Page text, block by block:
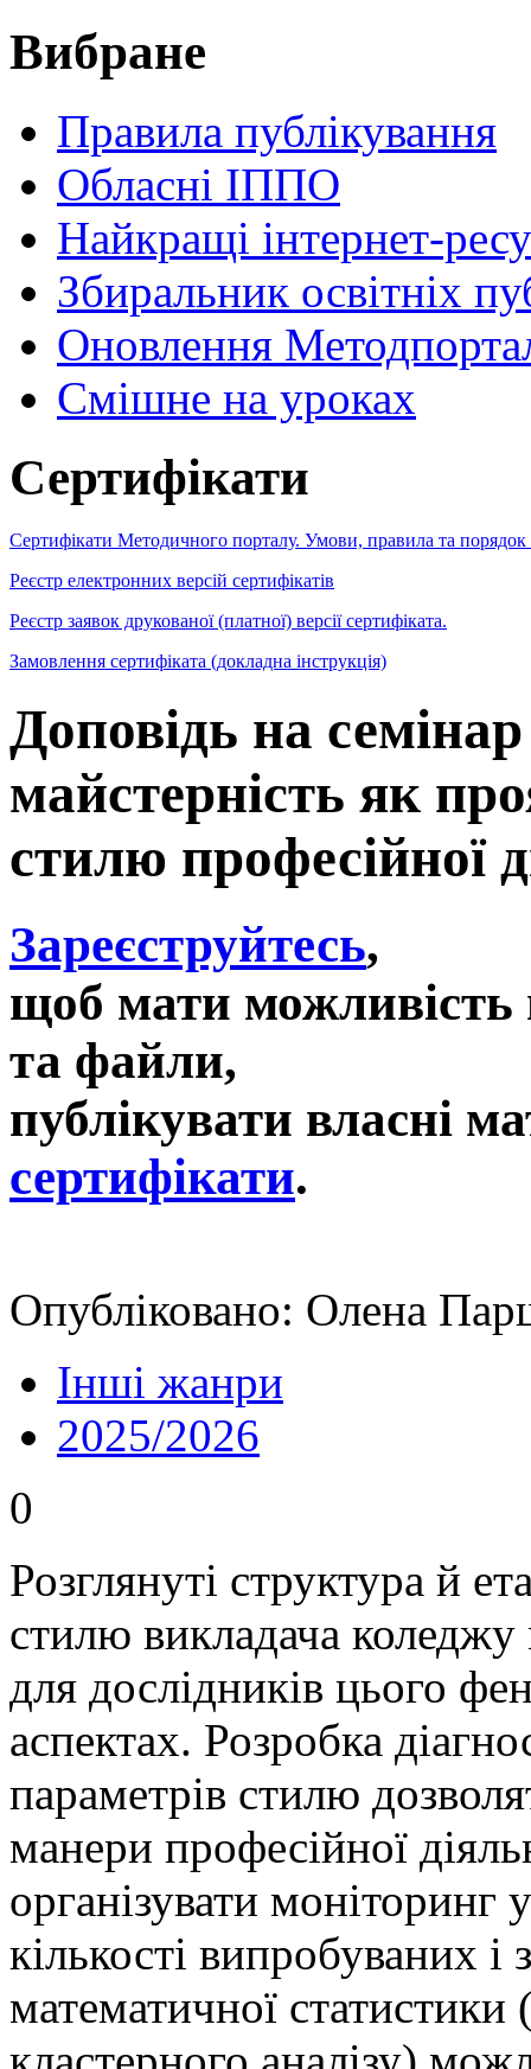
Вибране
Правила публікування
Обласні ІППО
Найкращі інтернет-
Збиральник освітніх
Оновлення
Cмішне на уроках
Сертифікати
Сертифікати Методичного порталу. Умови, правила та порядок
Реєстр електронних версій сертифікатів
Реєстр заявок друкованої (платної) версії сертифіката.
Замовлення сертифіката (докладна інструкція)
Доповідь на
майстерність як
стилю професійної
Зареєструйтесь,
щоб мати можливість
та файли,
публікувати власні
сертифікати.
Опубліковано: Олена
Інші жанри
2025/2026
0
Розглянуті структура й
стилю викладача
для дослідників цього
аспектах. Розробка
параметрів стилю
манери професійної
організувати
кількості випробуваних і
математичної статистики